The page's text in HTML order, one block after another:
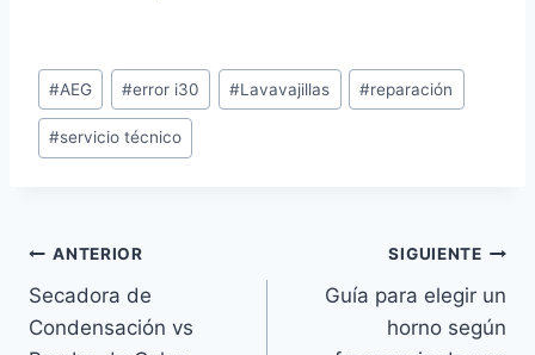
Etiquetas
de
la
#AEG #error i30 #Lavavajillas #reparación
#servicio técnico
Navegación
de
ANTERIOR
Secadora de
Condensación vs
SIGUIENTE
Guía para elegir un
horno según